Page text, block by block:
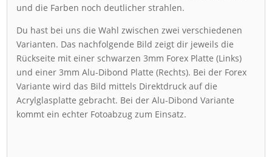
und die Farben noch deutlicher strahlen.
Du hast bei uns die Wahl zwischen zwei verschiedenen
Varianten. Das nachfolgende Bild zeigt dir jeweils die
Rückseite mit einer schwarzen 3mm Forex Platte (Links)
und einer 3mm Alu-Dibond Platte (Rechts). Bei der Forex
Variante wird das Bild mittels Direktdruck auf die
Acrylglasplatte gebracht. Bei der Alu-Dibond Variante
kommt ein echter Fotoabzug zum Einsatz.